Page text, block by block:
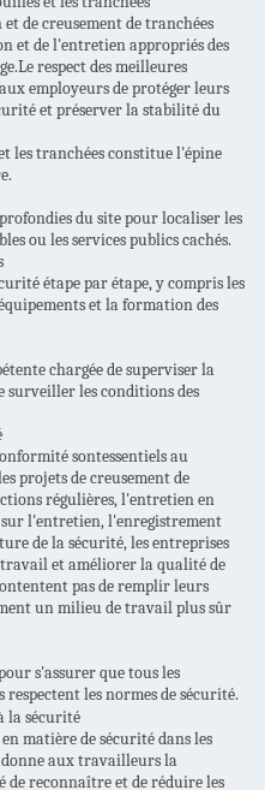
de creusement de tranchées
et de l'entretien appropriés des
respect des meilleures
employeurs de protéger leurs
et préserver la stabilité du
les tranchées constitue l'épine
du site pour localiser les
ou les services publics cachés.
étape par étape, y compris les
et la formation des
chargée de superviser la
surveiller les conditions des
sontessentiels au
projets de creusement de
régulières, l'entretien en
l'entretien, l'enregistrement
de la sécurité, les entreprises
et améliorer la qualité de
pas de remplir leurs
un milieu de travail plus sûr
s'assurer que tous les
les normes de sécurité.
la sécurité
matière de sécurité dans les
donne aux travailleurs la
de reconnaître et de réduire les